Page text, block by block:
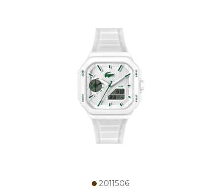
2011506